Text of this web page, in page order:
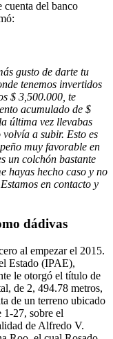
cuenta del banco
gusto de darte tu
tenemos invertidos
$ 3,500.000, te
acumulado de $
última vez llevabas
volvía a subir. Esto es
muy favorable en
un colchón bastante
hayas hecho caso y no
Estamos en contacto y
dádivas
al empezar el 2015.
Estado (IPAE),
le otorgó el título de
de 2, 494.78 metros,
de un terreno ubicado
1-27, sobre el
de Alfredo V.